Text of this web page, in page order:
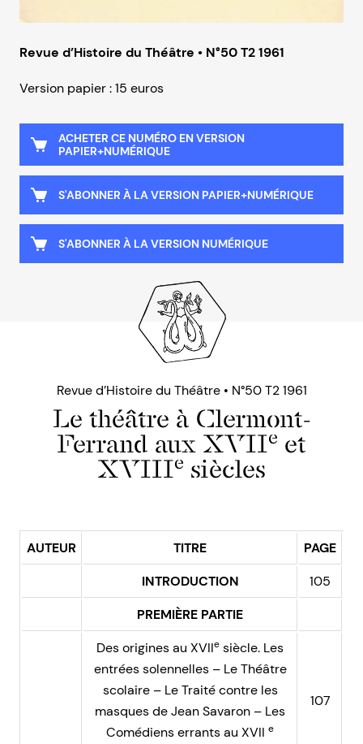
Revue d’Histoire du Théâtre • N°50 T2 1961
Version papier : 15 euros
ACHETER CE NUMÉRO EN VERSION
PAPIER+NUMÉRIQUE
S'ABONNER À LA VERSION PAPIER+NUMÉRIQUE
S'ABONNER À LA VERSION NUMÉRIQUE
Revue d’Histoire du Théâtre • N°50 T2 1961
Le théâtre à Clermont-
Ferrand aux XVIIe et
XVIIIe siècles
AUTEUR TITRE
PAGE
INTRODUCTION
105
PREMIÈRE PARTIE
Des origines au XVIIe siècle. Les
entrées solennelles – Le Théâtre
scolaire – Le Traité contre les
masques de Jean Savaron – Les
Comédiens errants au XVII e
107